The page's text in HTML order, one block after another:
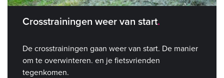
Crosstrainingen weer van start
De crosstrainingen gaan weer van start. De manier
om te overwinteren. en je fietsvrienden
tegenkomen.